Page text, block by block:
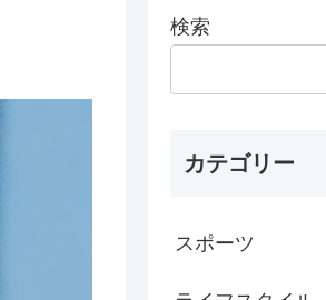
検索
カテゴリー
スポーツ